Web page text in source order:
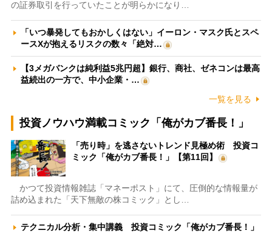
の証券取引を行っていたことが明らかになり…
「いつ暴発してもおかしくはない」イーロン・マスク氏とスペ
ースXが抱えるリスクの数々「絶対…
【3メガバンクは純利益5兆円超】銀行、商社、ゼネコンは最高
益続出の一方で、中小企業・…
一覧を見る
投資ノウハウ満載コミック「俺がカブ番長！」
「売り時」を逃さないトレンド見極め術 投資コ
ミック「俺がカブ番長！」【第11回】
かつて投資情報雑誌「マネーポスト」にて、圧倒的な情報量が
詰め込まれた「天下無敵の株コミック」とし…
テクニカル分析・集中講義 投資コミック「俺がカブ番長！」